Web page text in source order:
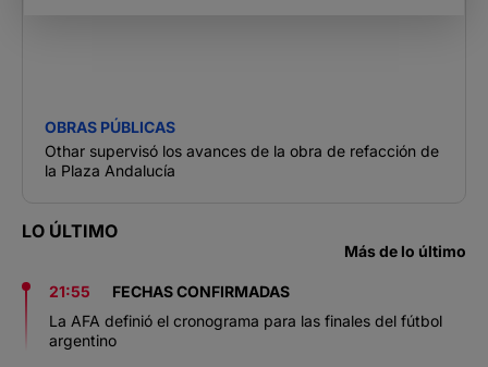
OBRAS PÚBLICAS
Othar supervisó los avances de la obra de refacción de
la Plaza Andalucía
LO ÚLTIMO
Más de lo último
21:55
FECHAS CONFIRMADAS
La AFA definió el cronograma para las finales del fútbol
argentino